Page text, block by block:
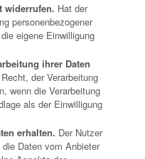
widerrufen. Hat der
personenbezogener
eigene Einwilligung
ihrer Daten
der Verarbeitung
wenn die Verarbeitung
als der Einwilligung
erhalten. Der Nutzer
Daten vom Anbieter